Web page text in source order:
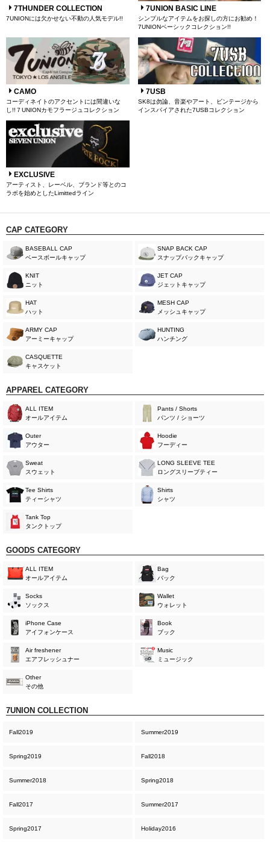
7THUNDER COLLECTION
7UNIONには欠かせない不動の人気モデル!!
7UNION BASIC LINE
シンプルなアイテムをお探しの方にお勧め！
7UNIONベーシックコレクション!!
CAMO
コーディネイトのアクセントには間違いな
し!!７UNIONカモフラージュコレクション
7USB
SK8は勿論、音楽やアート、ビンテージから
インスパイアされた7USBコレクション
EXCLUSIVE
アーティスト、レーベル、ブランド等とのコ
ラボを始めとしたLimittedライン
CAP CATEGORY
BASEBALL CAP
ベースボールキャップ
SNAP BACK CAP
スナップバックキャップ
KNIT
ニット
JET CAP
ジェットキャップ
HAT
ハット
MESH CAP
メッシュキャップ
ARMY CAP
アーミーキャップ
HUNTING
ハンチング
CASQUETTE
キャスケット
APPAREL CATEGORY
ALL ITEM
オールアイテム
Pants / Shorts
パンツ / ショーツ
Outer
アウター
Hoodie
フーディー
Sweat
スウェット
LONG SLEEVE TEE
ロングスリーブティー
Tee Shirts
ティーシャツ
Shirts
シャツ
Tank Top
タンクトップ
GOODS CATEGORY
ALL ITEM
オールアイテム
Bag
バック
Socks
ソックス
Wallet
ウォレット
iPhone Case
アイフォンケース
Book
ブック
Air freshener
エアフレッシュナー
Music
ミュージック
Other
その他
7UNION COLLECTION
Fall2019 Summer2019
Spring2019 Fall2018
Summer2018 Spring2018
Fall2017 Summer2017
Spring2017 Holiday2016